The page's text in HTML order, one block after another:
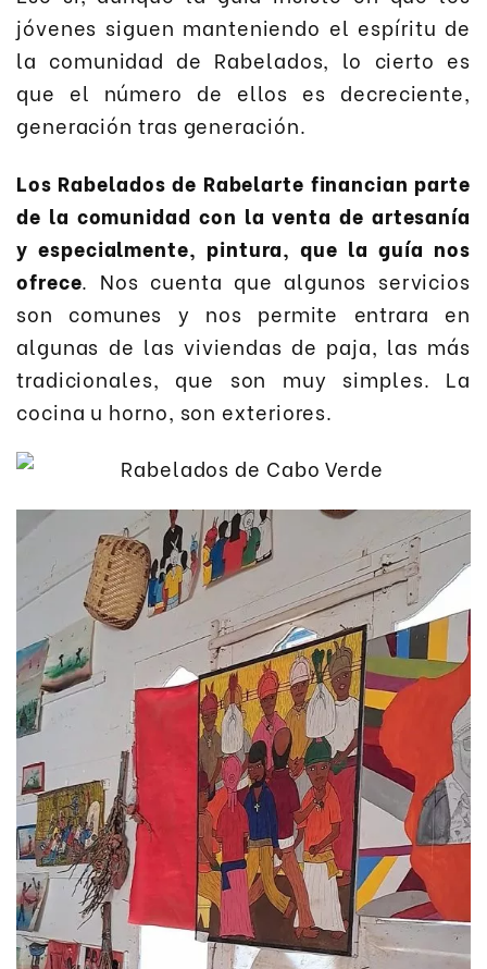
jóvenes siguen manteniendo el espíritu de
la comunidad de Rabelados, lo cierto es
que el número de ellos es decreciente,
generación tras generación.
Los Rabelados de Rabelarte financian parte
de la comunidad con la venta de artesanía
y especialmente, pintura, que la guía nos
ofrece. Nos cuenta que algunos servicios
son comunes y nos permite entrara en
algunas de las viviendas de paja, las más
tradicionales, que son muy simples. La
cocina u horno, son exteriores.